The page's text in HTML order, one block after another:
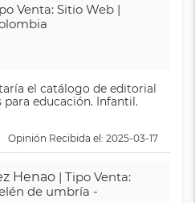
Venta: Sitio Web |
el catálogo de editorial
educación. Infantil.
Opinión Recibida el: 2025-03-17
Henao | Tipo Venta:
de umbría -